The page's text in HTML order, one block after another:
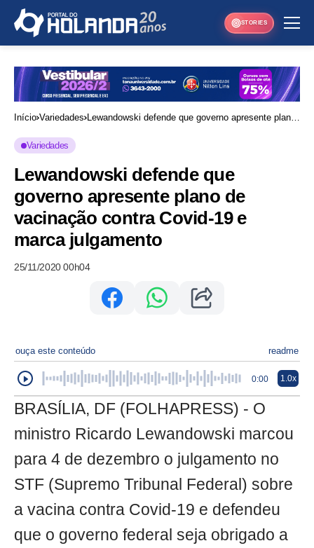
STORIES
Início Variedades Lewandowski defende que governo apresente plano
Variedades
Lewandowski defende que
governo apresente plano de
vacinação contra Covid-19 e
marca julgamento
25/11/2020 00h04
ouça este conteúdo readme
0:00 1.0x
BRASÍLIA, DF (FOLHAPRESS) - O
ministro Ricardo Lewandowski marcou
para 4 de dezembro o julgamento no
STF (Supremo Tribunal Federal) sobre
a vacina contra Covid-19 e defendeu
que o governo federal seja obrigado a